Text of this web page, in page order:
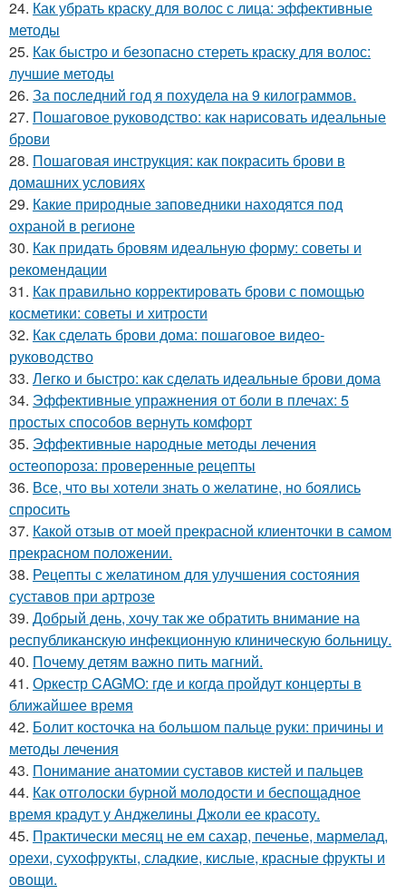
24. Как убрать краску для волос с лица: эффективные
методы
25. Как быстро и безопасно стереть краску для волос:
лучшие методы
26. За последний год я похудела на 9 килограммов.
27. Пошаговое руководство: как нарисовать идеальные
брови
28. Пошаговая инструкция: как покрасить брови в
домашних условиях
29. Какие природные заповедники находятся под
охраной в регионе
30. Как придать бровям идеальную форму: советы и
рекомендации
31. Как правильно корректировать брови с помощью
косметики: советы и хитрости
32. Как сделать брови дома: пошаговое видео-
руководство
33. Легко и быстро: как сделать идеальные брови дома
34. Эффективные упражнения от боли в плечах: 5
простых способов вернуть комфорт
35. Эффективные народные методы лечения
остеопороза: проверенные рецепты
36. Все, что вы хотели знать о желатине, но боялись
спросить
37. Какой отзыв от моей прекрасной клиенточки в самом
прекрасном положении.
38. Рецепты с желатином для улучшения состояния
суставов при артрозе
39. Добрый день, хочу так же обратить внимание на
республиканскую инфекционную клиническую больницу.
40. Почему детям важно пить магний.
41. Оркестр CAGMO: где и когда пройдут концерты в
ближайшее время
42. Болит косточка на большом пальце руки: причины и
методы лечения
43. Понимание анатомии суставов кистей и пальцев
44. Как отголоски бурной молодости и беспощадное
время крадут у Анджелины Джоли ее красоту.
45. Практически месяц не ем сахар, печенье, мармелад,
орехи, сухофрукты, сладкие, кислые, красные фрукты и
овощи.